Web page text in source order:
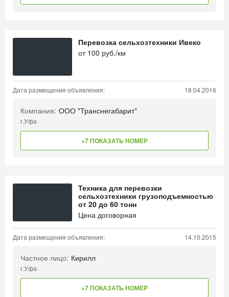
Перевозка сельхозтехники Ивеко
от 100 руб./км
Дата размещения объявления: 18.04.2016
Компания: ООО "Транснегабарит"
г.Уфа
+7 ПОКАЗАТЬ НОМЕР
Техника для перевозки
сельхозтехники грузоподъемностью
от 20 до 60 тонн
Цена договорная
Дата размещения объявления: 14.10.2015
Частное лицо: Кирилл
г.Уфа
+7 ПОКАЗАТЬ НОМЕР